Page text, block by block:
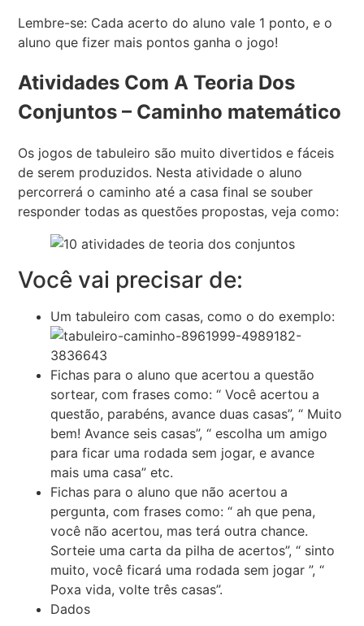
Lembre-se: Cada acerto do aluno vale 1 ponto, e o
aluno que fizer mais pontos ganha o jogo!
Atividades Com A Teoria Dos
Conjuntos – Caminho matemático
Os jogos de tabuleiro são muito divertidos e fáceis
de serem produzidos. Nesta atividade o aluno
percorrerá o caminho até a casa final se souber
responder todas as questões propostas, veja como:
Você vai precisar de:
Um tabuleiro com casas, como o do exemplo:
Fichas para o aluno que acertou a questão
sortear, com frases como: “ Você acertou a
questão, parabéns, avance duas casas”, “ Muito
bem! Avance seis casas”, “ escolha um amigo
para ficar uma rodada sem jogar, e avance
mais uma casa” etc.
Fichas para o aluno que não acertou a
pergunta, com frases como: “ ah que pena,
você não acertou, mas terá outra chance.
Sorteie uma carta da pilha de acertos”, “ sinto
muito, você ficará uma rodada sem jogar ”, “
Poxa vida, volte três casas”.
Dados